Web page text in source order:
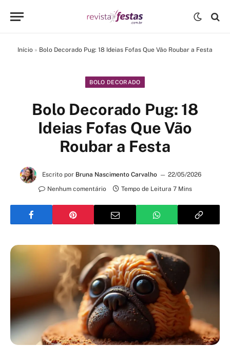
Início » Bolo Decorado Pug: 18 Ideias Fofas Que Vão Roubar a Festa
BOLO DECORADO
Bolo Decorado Pug: 18
Ideias Fofas Que Vão
Roubar a Festa
Escrito por Bruna Nascimento Carvalho
22/05/2026
Nenhum comentário
Tempo de Leitura 7 Mins